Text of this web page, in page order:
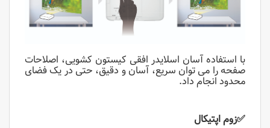
با استفاده آسان اسلایدر افقی کیستون کشویی، اصلاحات
صفحه را می توان سریع، آسان و دقیق، حتی در یک فضای
محدود انجام داد.
✅زوم اپتیکال